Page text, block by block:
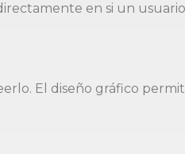
en si un
El diseño gráfico